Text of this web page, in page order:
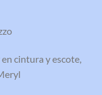
cintura y escote,